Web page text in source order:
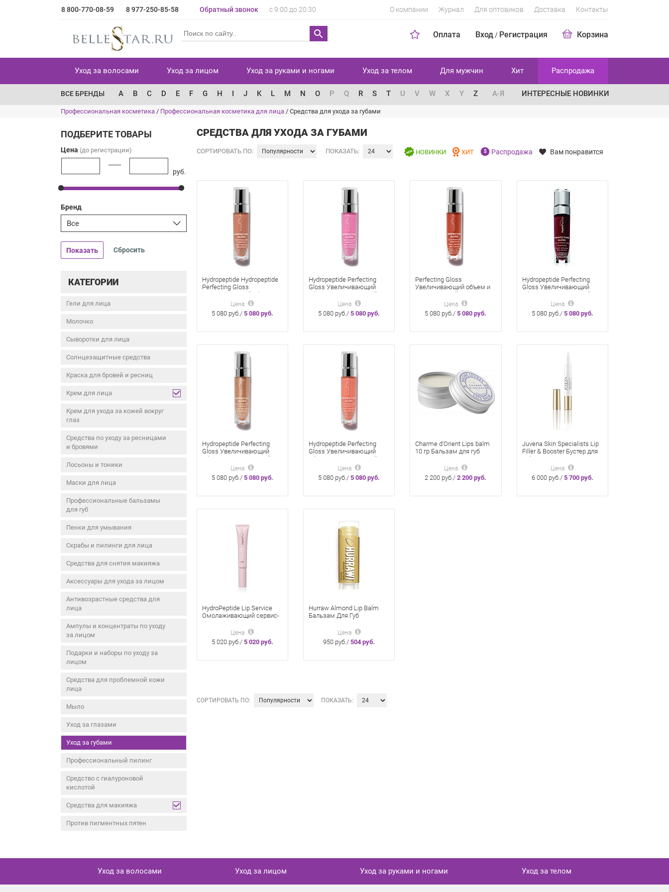
8 800-770-08-59 8 977-250-85-58 Обратный звонок с 9:00 до 20:30 О компании Журнал Для оптовиков Доставка Контакты
Оплата Вход / Регистрация Корзина
Уход за волосами Уход за лицом Уход за руками и ногами Уход за телом Для мужчин Хит Распродажа
ВСЕ БРЕНДЫ A B C D E F G H I J K L M N O P Q R S T U V W X Y Z А-Я ИНТЕРЕСНЫЕ НОВИНКИ
Профессиональная косметика / Профессиональная косметика для лица / Средства для ухода за губами
ПОДБЕРИТЕ ТОВАРЫ
Цена (до регистрации)
руб.
Бренд
Все
Показать
КАТЕГОРИИ
Гели для лица
Молочко
Сыворотки для лица
Солнцезащитные средства
Краска для бровей и ресниц
Крем для лица
Крем для ухода за кожей вокруг
глаз
Средства по уходу за ресницами
и бровями
Лосьоны и тоники
Маски для лица
Профессиональные бальзамы
для губ
Пенки для умывания
Скрабы и пилинги для лица
Средства для снятия макияжа
Аксессуары для ухода за лицом
Антивозрастные средства для
лица
Ампулы и концентраты по уходу
за лицом
Подарки и наборы по уходу за
лицом
Средства для проблемной кожи
лица
Мыло
Уход за глазами
Уход за губами
Профессиональный пилинг
Средство с гиалуроновой
кислотой
Средства для макияжа
Против пигментных пятен
СРЕДСТВА ДЛЯ УХОДА ЗА ГУБАМИ
СОРТИРОВАТЬ ПО: ПОКАЗАТЬ: НОВИНКИ ХИТ Распродажа Вам понравится
Hydropeptide Hydropeptide
Perfecting Gloss
Увеличивающий объем и
увлажняющий крем для
губ Карамель 4 мл Sun
Kissed
Цена
5 080 руб./ 5 080 руб.
Hydropeptide Perfecting
Gloss Увеличивающий
объем и увлажняющий
крем для губ Розовый 4 мл
Palm Springs Pink
Цена
5 080 руб./5 080 руб.
Perfecting Gloss
Увеличивающий объем и
увлажняющий крем для
губ Красный 4 мл Santorini
Цена
5 080 руб./5 080 руб.
Hydropeptide Perfecting
Gloss Увеличивающий
объем и увлажняющий
крем для губ Ягодный 4 мл
Gloss Berry breez
Цена
5 080 руб./ 5 080 руб.
Hydropeptide Perfecting
Gloss Увеличивающий
объем и увлажняющий
крем для губ Бежевый 4
мл Nude Perl
Цена
5 080 руб./ 5 080 руб.
Hydropeptide Perfecting
Gloss Увеличивающий
объем и увлажняющий
крем для губ Коралловый
4 мл Beach blush
Цена
5 080 руб./5 080 руб.
Charme d’Orient Lips balm
10 гр Бальзам для губ
Цена
2 200 руб./2 200 руб.
Juvena Skin Specialists Lip
Filler & Booster Бустер для
губ 4,2 мл
Цена
6 000 руб./ 5 700 руб.
HydroPeptide Lip Service
Омолаживающий сервис-
уход для губ 10 мл
Цена
5 020 руб./ 5 020 руб.
Hurraw Almond Lip Balm
Бальзам Для Губ
Цена
950 руб./504 руб.
СОРТИРОВАТЬ ПО: ПОКАЗАТЬ:
Уход за волосами Уход за лицом Уход за руками и ногами Уход за телом